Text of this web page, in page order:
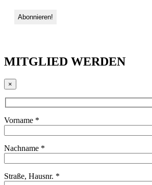
MITGLIED WERDEN
×
Vorname *
Nachname *
Straße, Hausnr. *